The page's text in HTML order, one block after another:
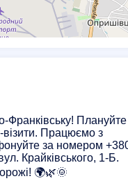
Франківську! Плануйте
візити. Працюємо з
за номером
Крайківського, 1-Б.
🌍🌿🌞